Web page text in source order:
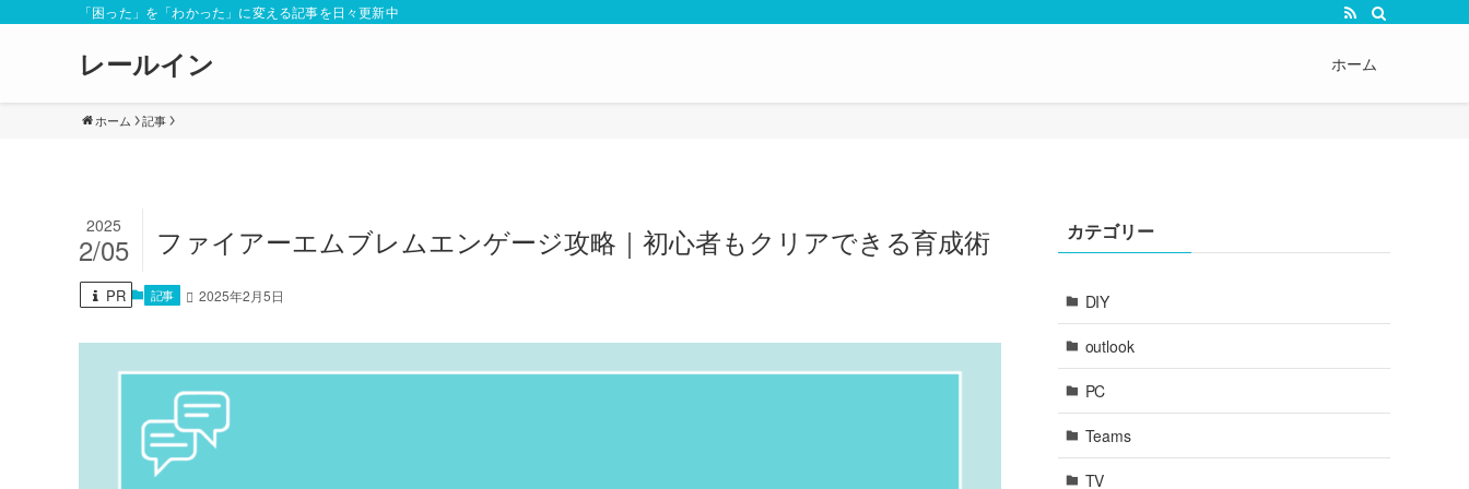
「困った」を「わかった」に変える記事を日々更新中
レールイン ホーム
ホーム 記事
ファイアーエムブレムエンゲージ攻略｜初心者もクリアできる育成術
2025
2/05
PR 記事 2025年2月5日
カテゴリー
DIY
outlook
PC
Teams
TV